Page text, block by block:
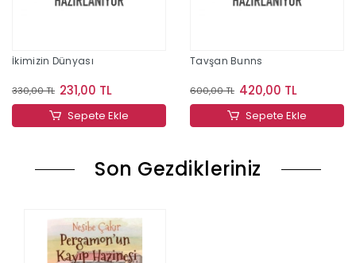
İkimizin Dünyası
330,00 TL 231,00 TL
Sepete Ekle
Tavşan Bunns
600,00 TL 420,00 TL
Sepete Ekle
Son Gezdikleriniz